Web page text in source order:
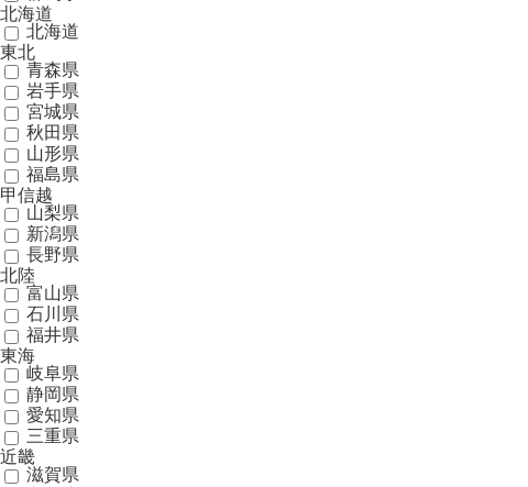
北海道
北海道
東北
青森県
岩手県
宮城県
秋田県
山形県
福島県
甲信越
山梨県
新潟県
長野県
北陸
富山県
石川県
福井県
東海
岐阜県
静岡県
愛知県
三重県
近畿
滋賀県